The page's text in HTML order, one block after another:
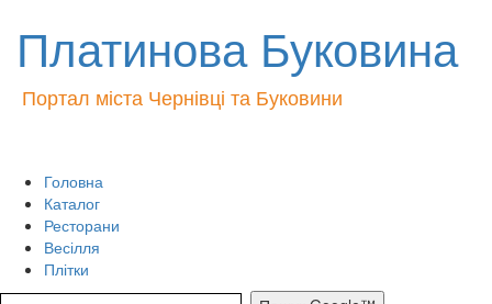
Платинова Буковина
Портал міста Чернівці та Буковини
Головна
Каталог
Ресторани
Весілля
Плітки